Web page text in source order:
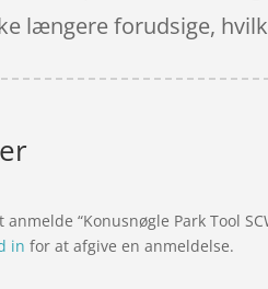
længere forudsige,
“Konusnøgle Park Tool
in for at afgive en anmeldelse.